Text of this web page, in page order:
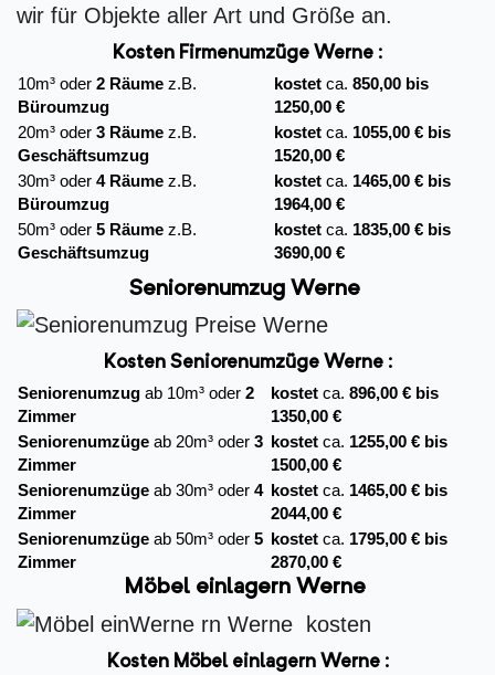
wir für Objekte aller Art und Größe an.
Kosten Firmenumzüge Werne :
10m³ oder 2 Räume z.B.
Büroumzug
kostet ca. 850,00 bis
1250,00 €
20m³ oder 3 Räume z.B.
Geschäftsumzug
kostet ca. 1055,00 € bis
1520,00 €
30m³ oder 4 Räume z.B.
Büroumzug
kostet ca. 1465,00 € bis
1964,00 €
50m³ oder 5 Räume z.B.
Geschäftsumzug
kostet ca. 1835,00 € bis
3690,00 €
Seniorenumzug Werne
Kosten Seniorenumzüge Werne :
Seniorenumzug ab 10m³ oder 2
Zimmer
kostet ca. 896,00 € bis
1350,00 €
Seniorenumzüge ab 20m³ oder 3
Zimmer
kostet ca. 1255,00 € bis
1500,00 €
Seniorenumzüge ab 30m³ oder 4
Zimmer
kostet ca. 1465,00 € bis
2044,00 €
Seniorenumzüge ab 50m³ oder 5
Zimmer
kostet ca. 1795,00 € bis
2870,00 €
Möbel einlagern Werne
Kosten Möbel einlagern Werne :